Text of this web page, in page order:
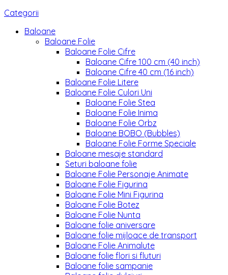
Categorii
Baloane
Baloane Folie
Baloane Folie Cifre
Baloane Cifre 100 cm (40 inch)
Baloane Cifre 40 cm (16 inch)
Baloane Folie Litere
Baloane Folie Culori Uni
Baloane Folie Stea
Baloane Folie Inima
Baloane Folie Orbz
Baloane BOBO (Bubbles)
Baloane Folie Forme Speciale
Baloane mesaje standard
Seturi baloane folie
Baloane Folie Personaje Animate
Baloane Folie Figurina
Baloane Folie Mini Figurina
Baloane Folie Botez
Baloane Folie Nunta
Baloane folie aniversare
Baloane folie mijloace de transport
Baloane Folie Animalute
Baloane folie flori si fluturi
Baloane folie sampanie